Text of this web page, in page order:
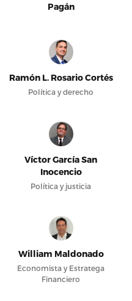
Pagán
Ramón L. Rosario Cortés
Política y derecho
Víctor García San
Inocencio
Política y justicia
William Maldonado
Economista y Estratega
Financiero